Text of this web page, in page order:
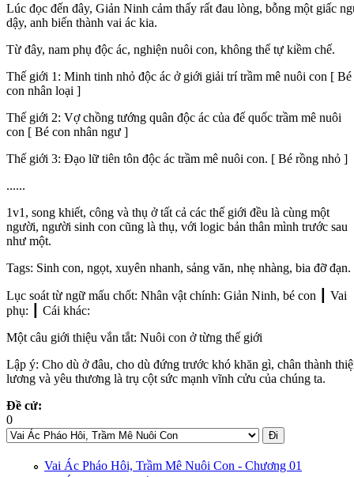
Lúc đọc đến đây, Giản Ninh cảm thấy rất đau lòng, bỗng một giấc
dậy, anh biến thành vai ác kia.
Từ đây, nam phụ độc ác, nghiện nuôi con, không thể tự kiềm chế.
Thế giới 1: Minh tinh nhỏ độc ác ở giới giải trí trầm mê nuôi con [ Bé
con nhân loại ]
Thế giới 2: Vợ chồng tướng quân độc ác của đế quốc trầm mê nuôi
con [ Bé con nhân ngư ]
Thế giới 3: Đạo lữ tiên tôn độc ác trầm mê nuôi con. [ Bé rồng nhỏ ]
......
1v1, song khiết, công và thụ ở tất cả các thế giới đều là cùng một
người, người sinh con cũng là thụ, với logic bản thân mình trước sau
như một.
Tags: Sinh con, ngọt, xuyên nhanh, sảng văn, nhẹ nhàng, bia đỡ đạn.
Lục soát từ ngữ mấu chốt: Nhân vật chính: Giản Ninh, bé con ┃ Vai
phụ: ┃ Cái khác:
Một câu giới thiệu vắn tắt: Nuôi con ở từng thế giới
Lập ý: Cho dù ở đâu, cho dù đứng trước khó khăn gì, chân thành
lương và yêu thương là trụ cột sức mạnh vĩnh cửu của chúng ta.
Đề cử:
0
Vote up!
Vai Ác Pháo Hôi, Trầm Mê Nuôi Con - Chương 01